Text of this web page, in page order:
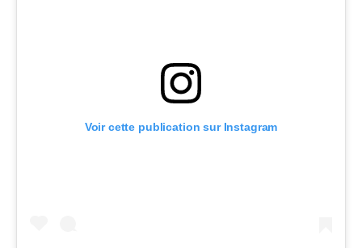
Voir cette publication sur Instagram